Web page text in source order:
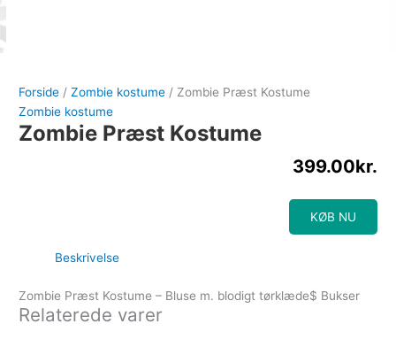
Forside /Zombie kostume / Zombie Præst Kostume
Zombie kostume
Zombie Præst Kostume
399.00kr.
KØB NU
Beskrivelse
Zombie Præst Kostume – Bluse m. blodigt tørklæde$ Bukser
Relaterede varer